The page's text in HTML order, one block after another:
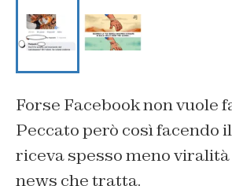
Forse Facebook non vuole
Peccato però così facendo
riceva spesso meno
news che tratta.